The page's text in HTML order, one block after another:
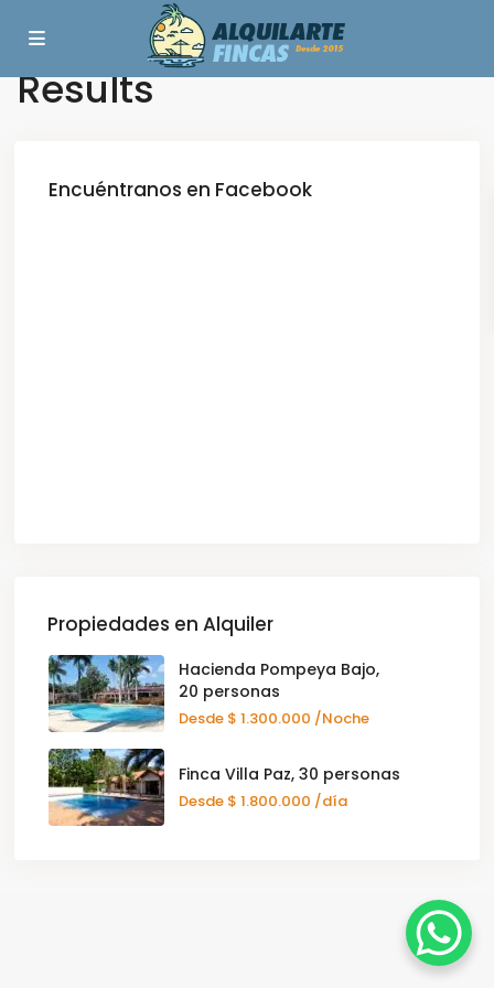
Dashboard – Search
Results
Encuéntranos en Facebook
Propiedades en Alquiler
Hacienda Pompeya Bajo,
20 personas
Desde $ 1.300.000 /Noche
Finca Villa Paz, 30 personas
Desde $ 1.800.000 /día